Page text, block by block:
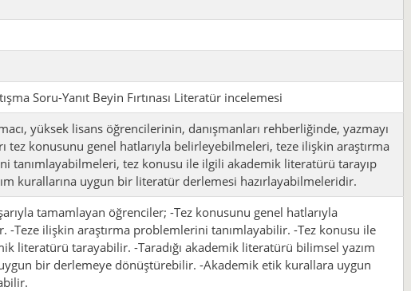
Soru-Yanıt Beyin Fırtınası Literatür incelemesi
yüksek lisans öğrencilerinin, danışmanları rehberliğinde, yazmayı
tez konusunu genel hatlarıyla belirleyebilmeleri, teze ilişkin araştırma
tanımlayabilmeleri, tez konusu ile ilgili akademik literatürü tarayıp
kurallarına uygun bir literatür derlemesi hazırlayabilmeleridir.
tamamlayan öğrenciler; -Tez konusunu genel hatlarıyla
-Teze ilişkin araştırma problemlerini tanımlayabilir. -Tez konusu ile
literatürü tarayabilir. -Taradığı akademik literatürü bilimsel yazım
bir derlemeye dönüştürebilir. -Akademik etik kurallara uygun